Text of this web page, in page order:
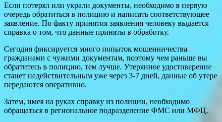
Если потерял или украли документы, необходимо в первую
очередь обратиться в полицию и написать соответствующее
заявление. По факту принятия заявления человеку выдается
справка о том, что данные приняты в обработку.
Сегодня фиксируется много попыток мошенничества
гражданами с чужими документам, поэтому чем раньше вы
обратитесь в полицию, тем лучше. Утерянное удостоверение
станет недействительным уже через 3-7 дней, данные об утере
передаются оперативно.
Затем, имея на руках справку из полиции, необходимо
обращаться в региональное подразделение ФМС или МФЦ.